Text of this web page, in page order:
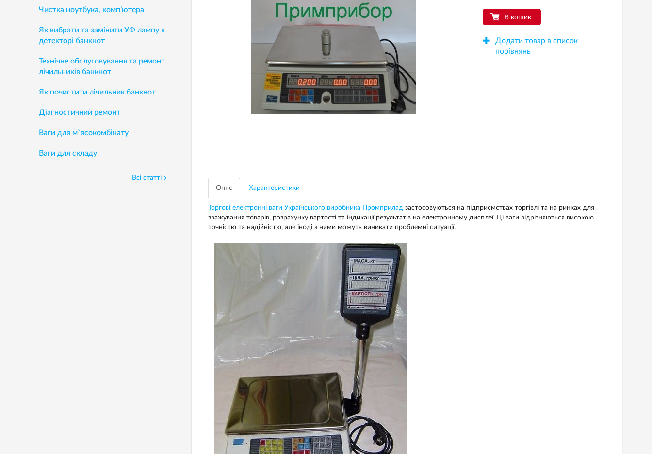
В кошик
Додати товар в список
порівнянь
Опис Характеристики
Торгові електронні ваги Українського виробника Промприладзастосовуються на підприємствах торгівлі та на ринках для
зважування товарів, розрахунку вартості та індикації результатів на електронному дисплеї. Ці ваги відрізняються високою
точністю та надійністю, але іноді з ними можуть виникати проблемні ситуації.
Чистка ноутбука, комп’ютера
Як вибрати та замінити УФ лампу в
детекторі банкнот
Технічне обслуговування та ремонт
лічильників банкнот
Як почистити лічильник банкнот
Діагностичний ремонт
Ваги для м`ясокомбінату
Ваги для складу
Всі статті